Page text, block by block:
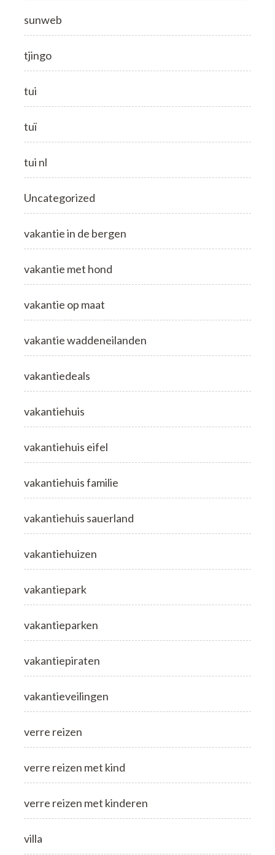
sunweb
tjingo
tui
tuï
tui nl
Uncategorized
vakantie in de bergen
vakantie met hond
vakantie op maat
vakantie waddeneilanden
vakantiedeals
vakantiehuis
vakantiehuis eifel
vakantiehuis familie
vakantiehuis sauerland
vakantiehuizen
vakantiepark
vakantieparken
vakantiepiraten
vakantieveilingen
verre reizen
verre reizen met kind
verre reizen met kinderen
villa